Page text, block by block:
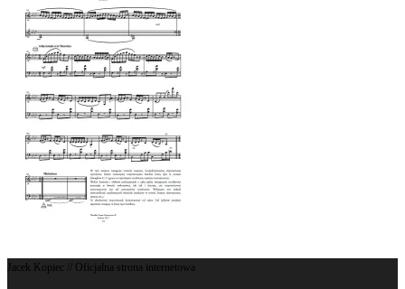
Jacek Kopiec // Oficjalna strona internetowa